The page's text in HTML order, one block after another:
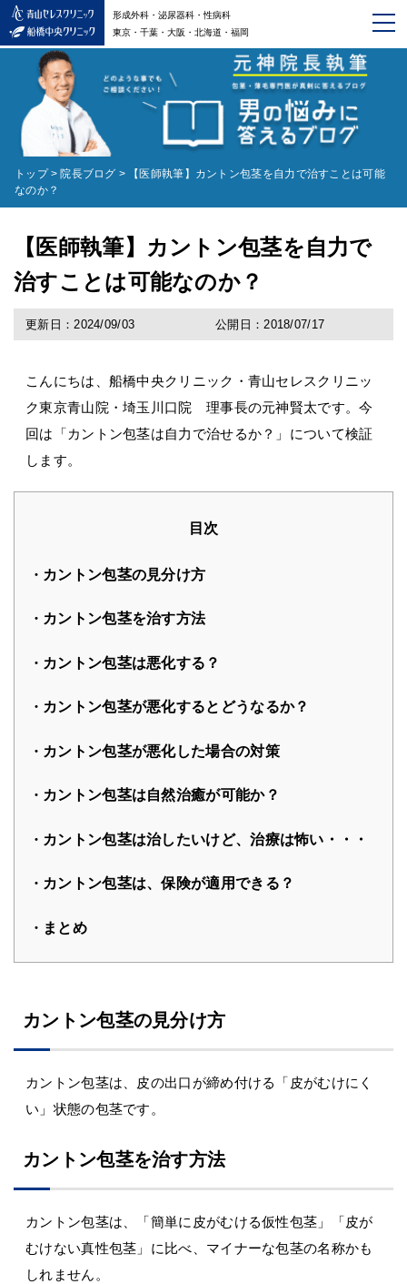
形成外科・泌尿器科・性病科
東京・千葉・大阪・北海道・福岡
トップ > 院長ブログ >
【医師執筆】カントン包茎を自力で治すことは可能
なのか？
【医師執筆】カントン包茎を自力で
治すことは可能なのか？
更新日：2024/09/03 公開日：2018/07/17
こんにちは、船橋中央クリニック・青山セレスクリニッ
ク東京青山院・埼玉川口院 理事長の元神賢太です。今
回は「カントン包茎は自力で治せるか？」について検証
します。
目次
カントン包茎の見分け方
カントン包茎を治す方法
カントン包茎は悪化する？
カントン包茎が悪化するとどうなるか？
カントン包茎が悪化した場合の対策
カントン包茎は自然治癒が可能か？
カントン包茎は治したいけど、治療は怖い・・・
カントン包茎は、保険が適用できる？
まとめ
カントン包茎の見分け方
カントン包茎は、皮の出口が締め付ける「皮がむけにく
い」状態の包茎です。
カントン包茎を治す方法
カントン包茎は、「簡単に皮がむける仮性包茎」「皮が
むけない真性包茎」に比べ、マイナーな包茎の名称かも
しれません。